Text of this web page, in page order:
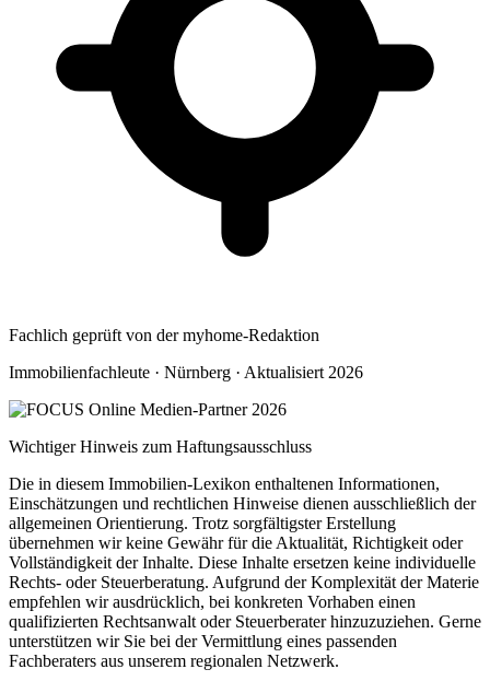
Fachlich geprüft von der myhome-Redaktion
Immobilienfachleute · Nürnberg · Aktualisiert 2026
Wichtiger Hinweis zum Haftungsausschluss
Die in diesem Immobilien-Lexikon enthaltenen Informationen,
Einschätzungen und rechtlichen Hinweise dienen ausschließlich der
allgemeinen Orientierung. Trotz sorgfältigster Erstellung
übernehmen wir keine Gewähr für die Aktualität, Richtigkeit oder
Vollständigkeit der Inhalte. Diese Inhalte ersetzen keine individuelle
Rechts- oder Steuerberatung. Aufgrund der Komplexität der Materie
empfehlen wir ausdrücklich, bei konkreten Vorhaben einen
qualifizierten Rechtsanwalt oder Steuerberater hinzuzuziehen. Gerne
unterstützen wir Sie bei der Vermittlung eines passenden
Fachberaters aus unserem regionalen Netzwerk.